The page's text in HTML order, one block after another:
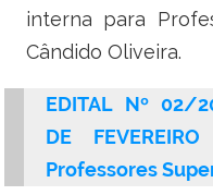
Ministério do Planejamento,
Ministério do Meio Ambiente
Ministério do Esporte
interna para
Cândido Oliveira.
EDITAL Nº 02/
DE
Professores